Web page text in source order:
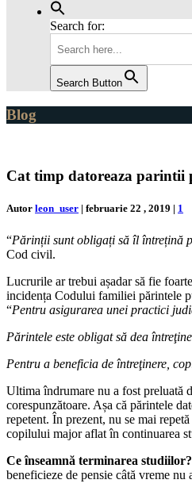
Search for:
Search Button
Blog
Cat timp datoreaza parintii
Autor leon_user | februarie 22 , 2019 | 1
“Părinții sunt obligați să îl întrețină
Cod civil.
Lucrurile ar trebui așadar să fie
incidența Codului familiei părintele
“Pentru asigurarea unei practici
Părintele este obligat să dea
Pentru a beneficia de întreţinere,
Ultima îndrumare nu a fost preluată
corespunzătoare. Așa că părintele
repetent. În prezent, nu se mai
copilului major aflat în continuarea
Ce înseamnă terminarea studiilor?
beneficieze de pensie câtă vreme